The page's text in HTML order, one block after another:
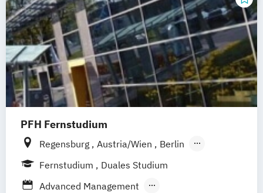
PFH Fernstudium
Regensburg Austria/Wien
Berlin
Bielefeld
Bremen
Dortmund
Fernstudium
Duales Studium
Advanced Management